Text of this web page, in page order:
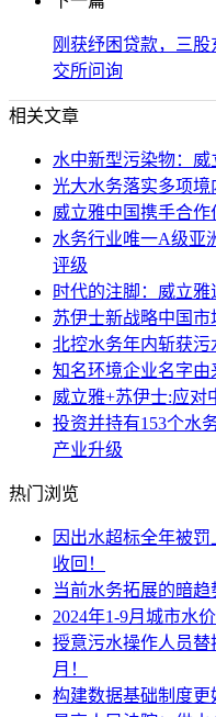
刚获纾困贷款，三
交所问询
相关文章
水中新型污染物：
光大水务落实多项
威立雅中国携手合
水务行业唯一A级亚
评级
时代的注脚：威立雅
苏伊士新战略中国市
北控水务年内斩获
知名环境企业名字由
威立雅+苏伊士:应对
投资并持有153个水
产业升级
热门浏览
因出水超标全年被
收回！
当前水务拓展的暗趋
2024年1-9月城市水
授意污水操作人员
月！
构建数据基础制度